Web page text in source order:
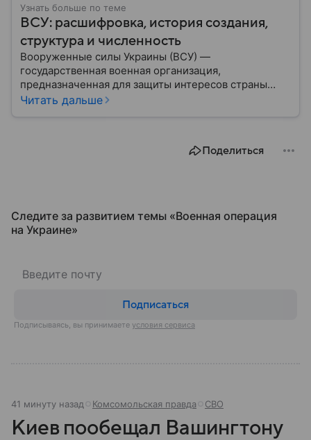
Узнать больше по теме
ВСУ: расшифровка, история создания,
структура и численность
Вооруженные силы Украины (ВСУ) —
государственная военная организация,
предназначенная для защиты интересов страны
военным путем. Была создана после
Читать дальше
Поделиться
Следите за развитием темы «Военная операция
на Украине»
Подписаться
Подписываясь, вы принимаете условия сервиса
41 минуту назад Комсомольская правда СВО
Киев пообещал Вашингтону